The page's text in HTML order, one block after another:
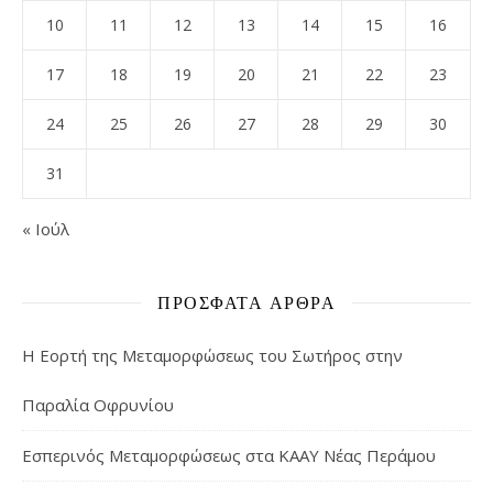
10 11 12 13 14 15 16
17 18 19 20 21 22 23
24 25 26 27 28 29 30
31
« Ιούλ
ΠΡΌΣΦΑΤΑ ΆΡΘΡΑ
Η Εορτή της Μεταμορφώσεως του Σωτήρος στην
Παραλία Οφρυνίου
Εσπερινός Μεταμορφώσεως στα ΚΑΑΥ Νέας Περάμου